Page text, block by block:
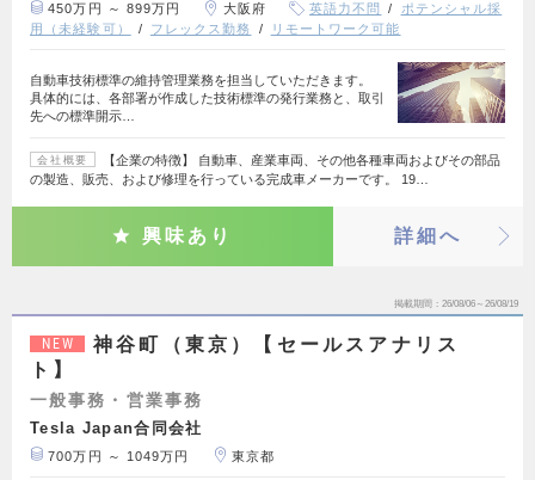
450万円 ～ 899万円 大阪府 英語力不問
ポテンシャル採
用（未経験可）
フレックス勤務 リモートワーク可能
自動車技術標準の維持管理業務を担当していただきます。
具体的には、各部署が作成した技術標準の発行業務と、取引
先への標準開示…
会社概要
【企業の特徴】 自動車、産業車両、その他各種車両およびその部品
の製造、販売、および修理を行っている完成車メーカーです。 19…
興味あり 詳細へ
掲載期間 26/08/06～26/08/19
NEW
神谷町（東京）【セールスアナリス
ト】
一般事務・営業事務
Tesla Japan合同会社
700万円 ～ 1049万円 東京都